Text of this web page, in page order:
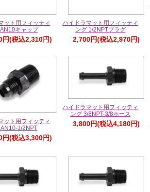
ット用フィッティ
キャップ
円(税込2,310円)
ハイドラマット用フィッティ
ング 1/2NPTプラグ
2,700円(税込2,970円)
ット用フィッティ
1/2NPT
円(税込3,300円)
ハイドラマット用フィッティ
ング 3/8NPT-3/8ホース
3,800円(税込4,180円)